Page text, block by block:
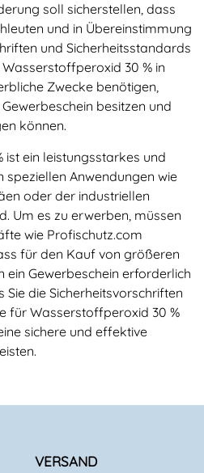
soll sicherstellen, dass
und in Übereinstimmung
und Sicherheitsstandards
30 % in
Zwecke benötigen,
besitzen und
können.
ein leistungsstarkes und
Anwendungen wie
oder der industriellen
Um es zu erwerben, müssen
wie Profischutz.com
für den Kauf von größeren
ein Gewerbeschein erforderlich
Sie die Sicherheitsvorschriften
für Wasserstoffperoxid 30 %
sichere und effektive
VERSAND